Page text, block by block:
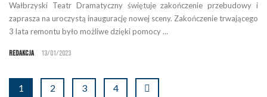
Wałbrzyski Teatr Dramatyczny świętuje zakończenie przebudowy i
zaprasza na uroczystą inaugurację nowej sceny. Zakończenie trwającego
3 lata remontu było możliwe dzięki pomocy ...
Redakcja 13/01/2023
1 2 3 4